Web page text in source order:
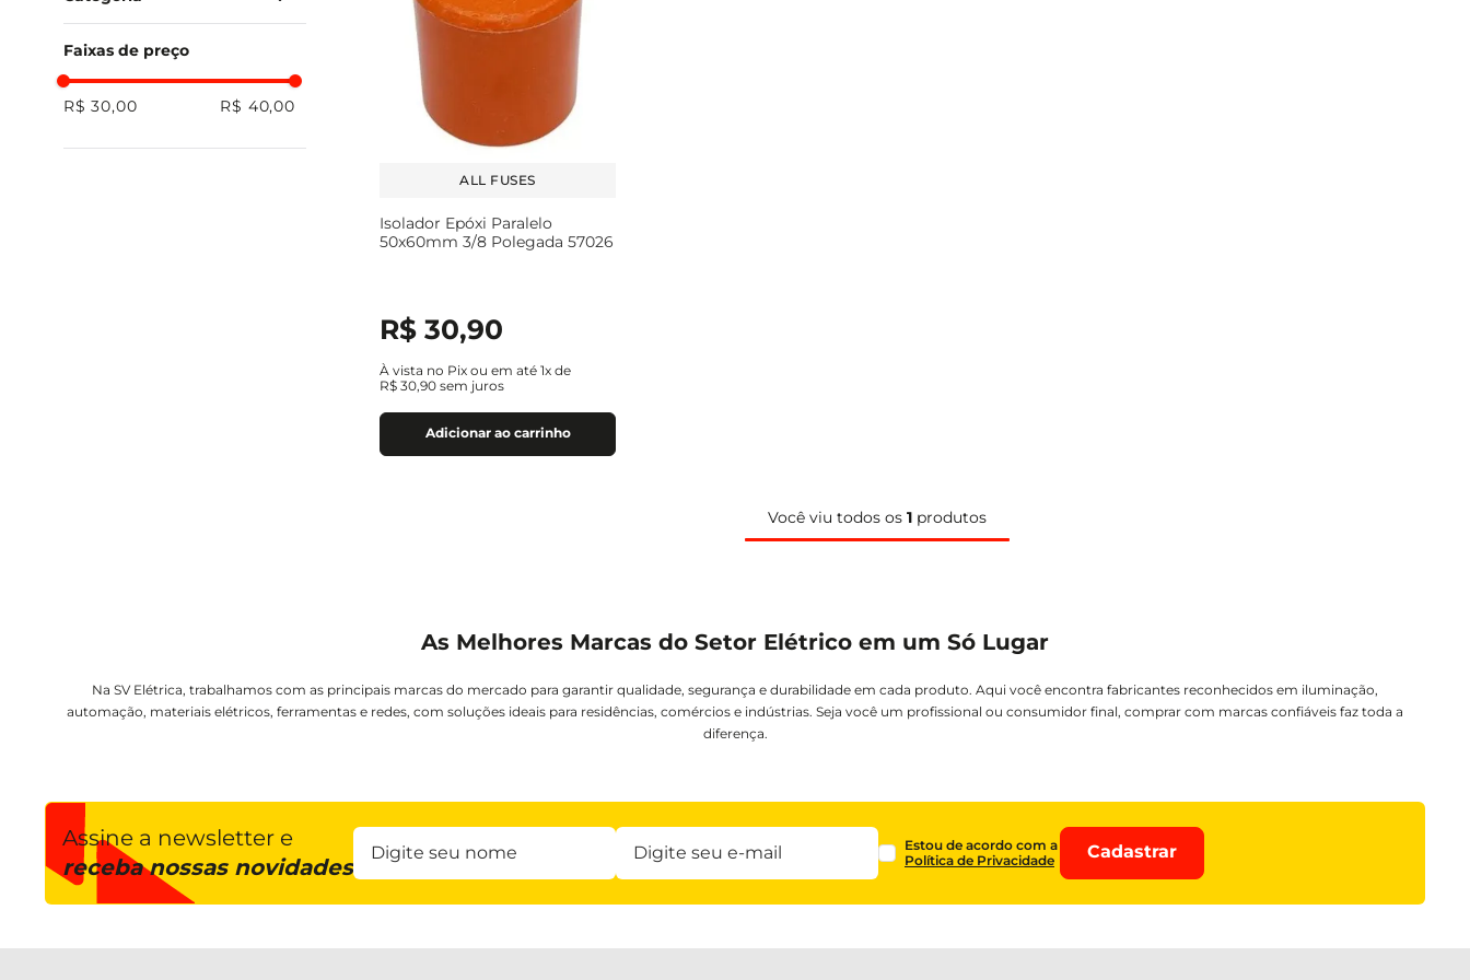
SPDA
Faixas de preço
R$ 30,00 R$ 40,00
ALL FUSES
Isolador Epóxi Paralelo
50x60mm 3/8 Polegada 57026
R$ 30,90
À vista no Pix ou em até 1x de
R$ 30,90sem juros
Adicionar ao carrinho
Você viu todos os1 produtos
As Melhores Marcas do Setor Elétrico em um Só Lugar
Na SV Elétrica, trabalhamos com as principais marcas do mercado para garantir qualidade, segurança e durabilidade em cada produto. Aqui você encontra fabricantes reconhecidos em iluminação,
automação, materiais elétricos, ferramentas e redes, com soluções ideais para residências, comércios e indústrias. Seja você um profissional ou consumidor final, comprar com marcas confiáveis faz toda a
diferença.
Assine a newsletter e
receba nossas novidades
Estou de acordo com a
Política de Privacidade
Cadastrar